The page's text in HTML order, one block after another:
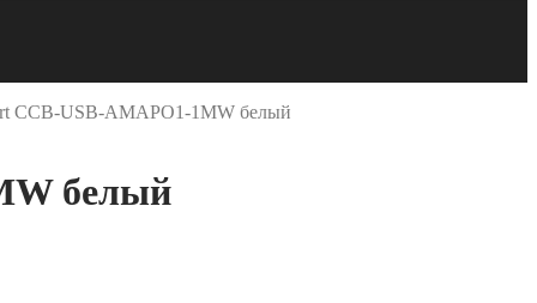
CCB-USB-AMAPO1-1MW белый
белый